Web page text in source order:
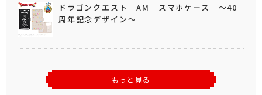
ドラゴンクエスト AM スマホケース ～40
周年記念デザイン～
もっと見る